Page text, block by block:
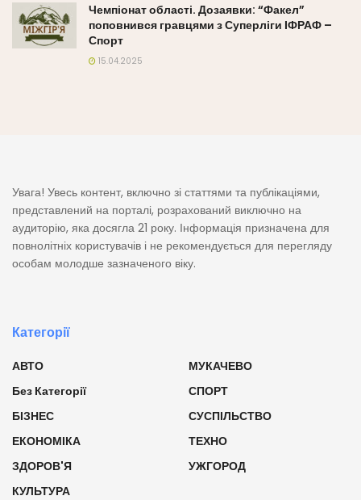
Чемпіонат області. Дозаявки: “Факел”
поповнився гравцями з Суперліги ІФРАФ –
Спорт
15.04.2025
Увага! Увесь контент, включно зі статтями та публікаціями,
представлений на порталі, розрахований виключно на
аудиторію, яка досягла 21 року. Інформація призначена для
повнолітніх користувачів і не рекомендується для перегляду
особам молодше зазначеного віку.
Категорії
АВТО
Без Категорії
БІЗНЕС
ЕКОНОМІКА
ЗДОРОВ'Я
КУЛЬТУРА
МУКАЧЕВО
СПОРТ
СУСПІЛЬСТВО
ТЕХНО
УЖГОРОД